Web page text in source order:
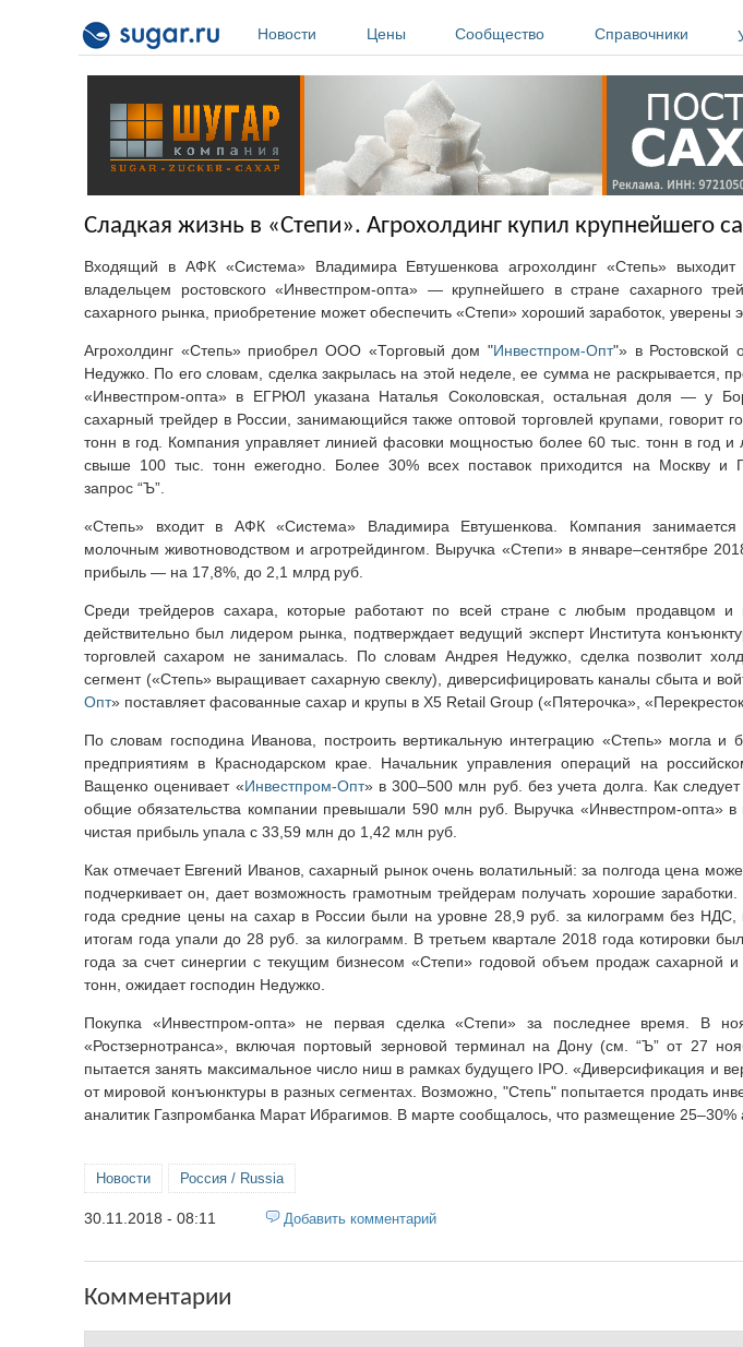
Новости
Цены Сообщество Справочники
Сладкая жизнь в «Степи». Агрохолдинг купил крупнейшего
Входящий в АФК «Система» Владимира Евтушенкова агрохолдинг «Степь»
владельцем ростовского «Инвестпром-опта» — крупнейшего в стране сахарного
сахарного рынка, приобретение может обеспечить «Степи» хороший заработок, уверены
Агрохолдинг «Степь» приобрел ООО «Торговый дом "Инвестпром-Опт"» в Ростовской
Недужко. По его словам, сделка закрылась на этой неделе, ее сумма не раскрывается,
«Инвестпром-опта» в ЕГРЮЛ указана Наталья Соколовская, остальная доля — у
сахарный трейдер в России, занимающийся также оптовой торговлей крупами,
тонн в год. Компания управляет линией фасовки мощностью более 60 тыс. тонн в год и
свыше 100 тыс. тонн ежегодно. Более 30% всех поставок приходится на Москву и
запрос “Ъ”.
«Степь» входит в АФК «Система» Владимира Евтушенкова. Компания занимается
молочным животноводством и агротрейдингом. Выручка «Степи» в январе–сентябре
прибыль — на 17,8%, до 2,1 млрд руб.
Среди трейдеров сахара, которые работают по всей стране с любым продавцом и
действительно был лидером рынка, подтверждает ведущий эксперт Института
торговлей сахаром не занималась. По словам Андрея Недужко, сделка позволит
сегмент («Степь» выращивает сахарную свеклу), диверсифицировать каналы сбыта и
Опт» поставляет фасованные сахар и крупы в X5 Retail Group («Пятерочка»,
По словам господина Иванова, построить вертикальную интеграцию «Степь» могла и
предприятиям в Краснодарском крае. Начальник управления операций на
Ващенко оценивает «Инвестпром-Опт» в 300–500 млн руб. без учета долга. Как
общие обязательства компании превышали 590 млн руб. Выручка «Инвестпром-опта»
чистая прибыль упала c 33,59 млн до 1,42 млн руб.
Как отмечает Евгений Иванов, сахарный рынок очень волатильный: за полгода цена
подчеркивает он, дает возможность грамотным трейдерам получать хорошие заработки.
года средние цены на сахар в России были на уровне 28,9 руб. за килограмм без
итогам года упали до 28 руб. за килограмм. В третьем квартале 2018 года котировки
года за счет синергии с текущим бизнесом «Степи» годовой объем продаж сахарной
тонн, ожидает господин Недужко.
Покупка «Инвестпром-опта» не первая сделка «Степи» за последнее время. В
«Ростзернотранса», включая портовый зерновой терминал на Дону (см. “Ъ” от 27
пытается занять максимальное число ниш в рамках будущего IPO. «Диверсификация и
от мировой конъюнктуры в разных сегментах. Возможно, "Степь" попытается продать
аналитик Газпромбанка Марат Ибрагимов. В марте сообщалось, что размещение 25–30%
Новости Россия / Russia
30.11.2018 - 08:11 Добавить комментарий
Комментарии